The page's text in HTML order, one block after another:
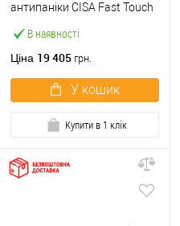
В наявності
антипаніки CISA Fast Touch
точковий вбік червона
Ціна 19 405 грн.
У кошик
Купити в 1 клік